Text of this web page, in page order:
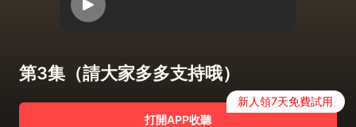
第3集（請大家多多支持哦）
打開APP收聽
新人領7天免費試用